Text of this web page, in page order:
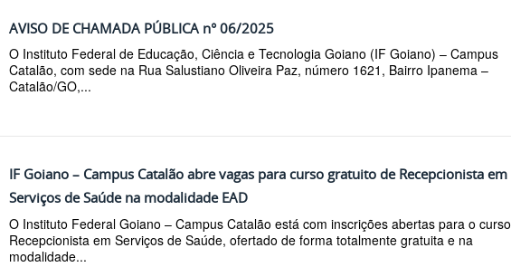
AVISO DE CHAMADA PÚBLICA n° 06/2025
O Instituto Federal de Educação, Ciência e Tecnologia Goiano (IF Goiano) – Campus
Catalão, com sede na Rua Salustiano Oliveira Paz, número 1621, Bairro Ipanema –
Catalão/GO,...
IF Goiano – Campus Catalão abre vagas para curso gratuito de Recepcionista em
Serviços de Saúde na modalidade EAD
O Instituto Federal Goiano – Campus Catalão está com inscrições abertas para o curso
Recepcionista em Serviços de Saúde, ofertado de forma totalmente gratuita e na
modalidade...